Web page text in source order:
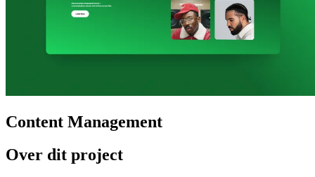
Content Management
Over dit project